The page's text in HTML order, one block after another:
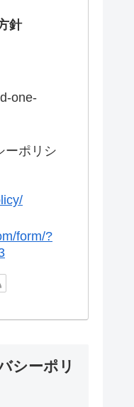
針
one-
ーポリシ
form/?
シーポリ